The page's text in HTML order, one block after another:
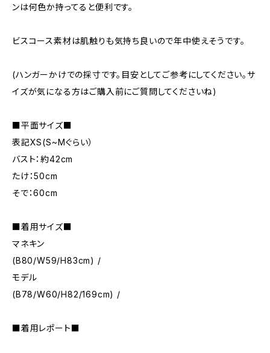
ンは何色か持ってると便利です。
ビスコース素材は肌触りも気持ち良いので年中使えそうです。
(ハンガーかけでの採寸です。目安としてご参考にしてください。サ
イズが気になる方はご購入前にご質問してくださいね)
■平面サイズ■
表記XS(S~Mぐらい）
バスト：約42cm
たけ：50cm
そで：60cm
■着用サイズ■
マネキン
(B80/W59/H83cm) /
モデル
(B78/W60/H82/169cm) /
■着用レポート■